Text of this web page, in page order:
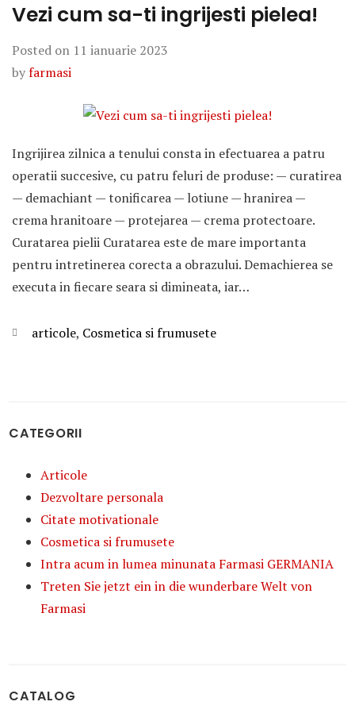
Vezi cum sa-ti ingrijesti pielea!
Posted on 11 ianuarie 2023
byfarmasi
Ingrijirea zilnica a tenului consta in efectuarea a patru
operatii succesive, cu patru feluri de produse: — curatirea
— demachiant — tonificarea — lotiune — hranirea —
crema hranitoare — protejarea — crema protectoare.
Curatarea pielii Curatarea este de mare importanta
pentru intretinerea corecta a obrazului. Demachierea se
executa in fiecare seara si dimineata, iar…
Categories
articole, Cosmetica si frumusete
CATEGORII
Articole
Dezvoltare personala
Citate motivationale
Cosmetica si frumusete
Intra acum in lumea minunata Farmasi GERMANIA
Treten Sie jetzt ein in die wunderbare Welt von
Farmasi
CATALOG